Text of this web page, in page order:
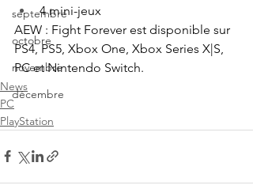
septembre
octobre
novembre
décembre
4 mini-jeux
AEW : Fight Forever est disponible sur
PS4, PS5, Xbox One, Xbox Series X|S,
PC et Nintendo Switch.
News
PC
PlayStation